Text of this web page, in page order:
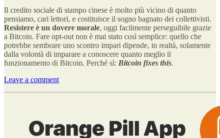
Il credito sociale di stampo cinese è molto più vicino di quanto
pensiamo, cari lettori, e costituisce il sogno bagnato dei collettivisti.
Resistere è un dovere morale, oggi facilmente perseguibile grazie
a Bitcoin. Fare opt-out non è mai stato così semplice: quello che
potrebbe sembrare uno scontro impari dipende, in realtà, solamente
dalla volontà di imparare a conoscere quanto meglio il
funzionamento di Bitcoin. Perché sì: Bitcoin fixes this.
Leave a comment